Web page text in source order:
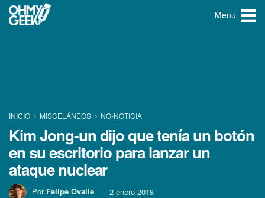
Menú
INICIO MISCELÁNEOS NO-NOTICIA
Kim Jong-un dijo que tení­a un botón
en su escritorio para lanzar un
ataque nuclear
Por Felipe Ovalle 2 enero 2018